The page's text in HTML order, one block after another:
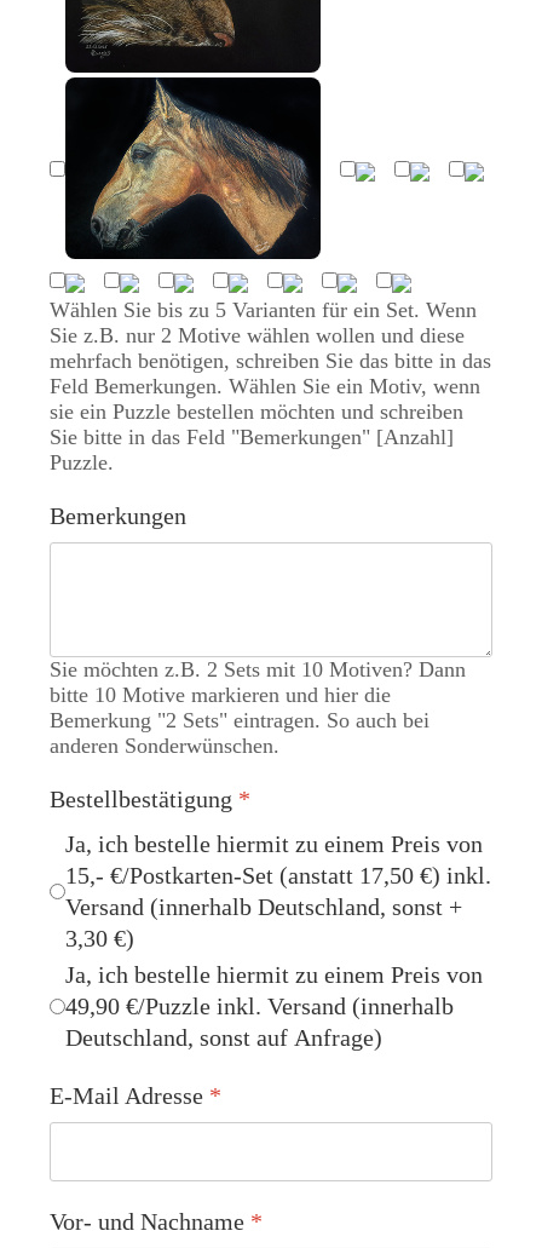
Wählen Sie bis zu 5 Varianten für ein Set. Wenn
Sie z.B. nur 2 Motive wählen wollen und diese
mehrfach benötigen, schreiben Sie das bitte in das
Feld Bemerkungen. Wählen Sie ein Motiv, wenn
sie ein Puzzle bestellen möchten und schreiben
Sie bitte in das Feld "Bemerkungen" [Anzahl]
Puzzle.
Bemerkungen
Sie möchten z.B. 2 Sets mit 10 Motiven? Dann
bitte 10 Motive markieren und hier die
Bemerkung "2 Sets" eintragen. So auch bei
anderen Sonderwünschen.
Bestellbestätigung *
Ja, ich bestelle hiermit zu einem Preis von
15,- €/Postkarten-Set (anstatt 17,50 €) inkl.
Versand (innerhalb Deutschland, sonst +
3,30 €)
Ja, ich bestelle hiermit zu einem Preis von
49,90 €/Puzzle inkl. Versand (innerhalb
Deutschland, sonst auf Anfrage)
E-Mail Adresse *
Vor- und Nachname *